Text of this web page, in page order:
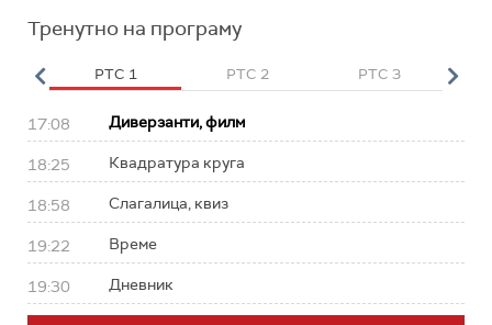
Тренутно на програму
РТС 1 РТС 2 РТС 3
17:08 Диверзанти, филм
18:25 Квадратура круга
18:58 Слагалица, квиз
19:22 Време
19:30 Дневник